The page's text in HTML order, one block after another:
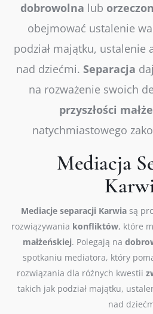
dobrowolna lub
obejmować ustalenie
podział majątku, ustalenie
nad dziećmi. Separacja
na rozważenie swoich
przyszłości
natychmiastowego
Mediacja
Mediacje separacji Karwiasą
rozwiązywania konfliktów, które
małżeńskiej. Polegają na
spotkaniu mediatora, który
rozwiązania dla różnych kwestii
takich jak podział majątku,
nad